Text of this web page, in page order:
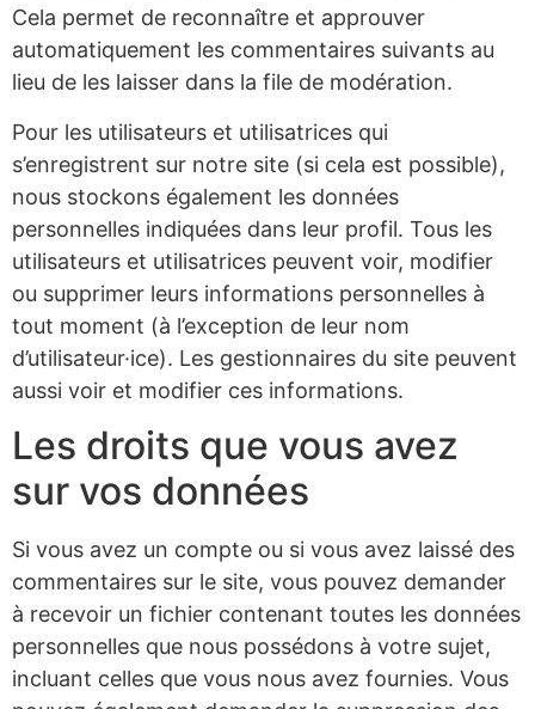
Cela permet de reconnaître et approuver
automatiquement les commentaires suivants au
lieu de les laisser dans la file de modération.
Pour les utilisateurs et utilisatrices qui
s’enregistrent sur notre site (si cela est possible),
nous stockons également les données
personnelles indiquées dans leur profil. Tous les
utilisateurs et utilisatrices peuvent voir, modifier
ou supprimer leurs informations personnelles à
tout moment (à l’exception de leur nom
d’utilisateur·ice). Les gestionnaires du site peuvent
aussi voir et modifier ces informations.
Les droits que vous avez
sur vos données
Si vous avez un compte ou si vous avez laissé des
commentaires sur le site, vous pouvez demander
à recevoir un fichier contenant toutes les données
personnelles que nous possédons à votre sujet,
incluant celles que vous nous avez fournies. Vous